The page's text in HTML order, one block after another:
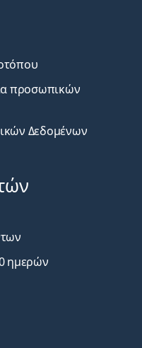
προσωπικών
Δεδομένων
ημερών